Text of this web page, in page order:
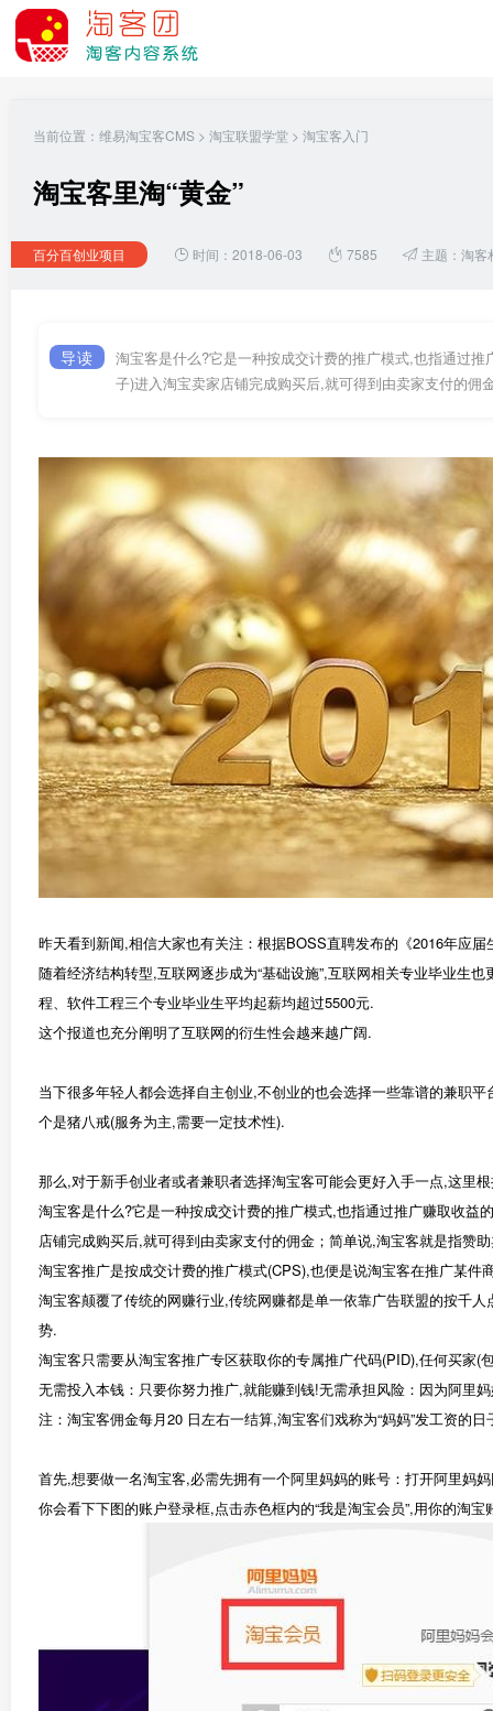
当前位置： 维易淘宝客CMS > 淘宝联盟学堂 > 淘宝客入门
淘宝客里淘“黄金”
百分百创业项目 时间：2018-06-03 7585 主题： 淘客
导读
淘宝客是什么?它是一种按成交计费的推广模式,也指通过
子)进入淘宝卖家店铺完成购买后,就可得到由卖家支付的
昨天看到新闻,相信大家也有关注：根据BOSS直聘发布的《2016年应
随着经济结构转型,互联网逐步成为“基础设施”,互联网相关专业毕业生
程、软件工程三个专业毕业生平均起薪均超过5500元.
这个报道也充分阐明了互联网的衍生性会越来越广阔.
当下很多年轻人都会选择自主创业,不创业的也会选择一些靠谱的兼职
个是猪八戒(服务为主,需要一定技术性).
那么,对于新手创业者或者兼职者选择淘宝客可能会更好入手一点,这里
淘宝客是什么?它是一种按成交计费的推广模式,也指通过推广赚取收
店铺完成购买后,就可得到由卖家支付的佣金；简单说,淘宝客就是指赞
淘宝客推广是按成交计费的推广模式(CPS),也便是说淘宝客在推广某
淘宝客颠覆了传统的网赚行业,传统网赚都是单一依靠广告联盟的按千
势.
淘宝客只需要从淘宝客推广专区获取你的专属推广代码(PID),任何买家
无需投入本钱：只要你努力推广,就能赚到钱!无需承担风险：因为阿里
注：淘宝客佣金每月20 日左右一结算,淘宝客们戏称为“妈妈”发工资的日
首先,想要做一名淘宝客,必需先拥有一个阿里妈妈的账号：打开阿里妈
你会看下下图的账户登录框,点击赤色框内的“我是淘宝会员”,用你的淘